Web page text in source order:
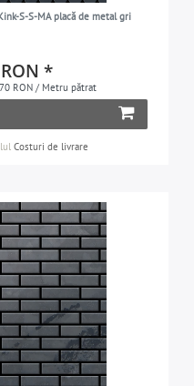
S-S-MA placă de metal gri
*
RON / Metru pătrat
Costuri de livrare